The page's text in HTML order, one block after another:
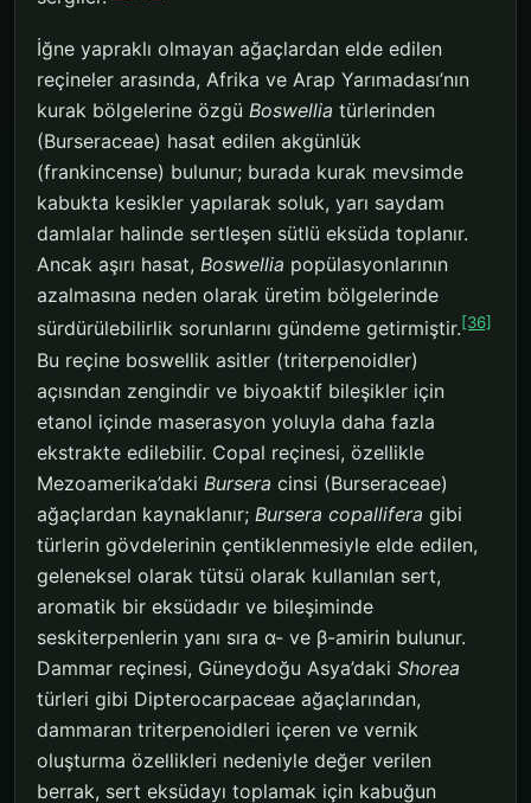
İğne yapraklı olmayan ağaçlardan elde edilen
reçineler arasında, Afrika ve Arap Yarımadası’nın
kurak bölgelerine özgü Boswellia türlerinden
(Burseraceae) hasat edilen akgünlük
(frankincense) bulunur; burada kurak mevsimde
kabukta kesikler yapılarak soluk, yarı saydam
damlalar halinde sertleşen sütlü eksüda toplanır.
Ancak aşırı hasat, Boswellia popülasyonlarının
azalmasına neden olarak üretim bölgelerinde
sürdürülebilirlik sorunlarını gündeme getirmiştir.[36]
Bu reçine boswellik asitler (triterpenoidler)
açısından zengindir ve biyoaktif bileşikler için
etanol içinde maserasyon yoluyla daha fazla
ekstrakte edilebilir. Copal reçinesi, özellikle
Mezoamerika’daki Bursera cinsi (Burseraceae)
ağaçlardan kaynaklanır; Bursera copallifera gibi
türlerin gövdelerinin çentiklenmesiyle elde edilen,
geleneksel olarak tütsü olarak kullanılan sert,
aromatik bir eksüdadır ve bileşiminde
seskiterpenlerin yanı sıra α- ve β-amirin bulunur.
Dammar reçinesi, Güneydoğu Asya’daki Shorea
türleri gibi Dipterocarpaceae ağaçlarından,
dammaran triterpenoidleri içeren ve vernik
oluşturma özellikleri nedeniyle değer verilen
berrak, sert eksüdayı toplamak için kabuğun